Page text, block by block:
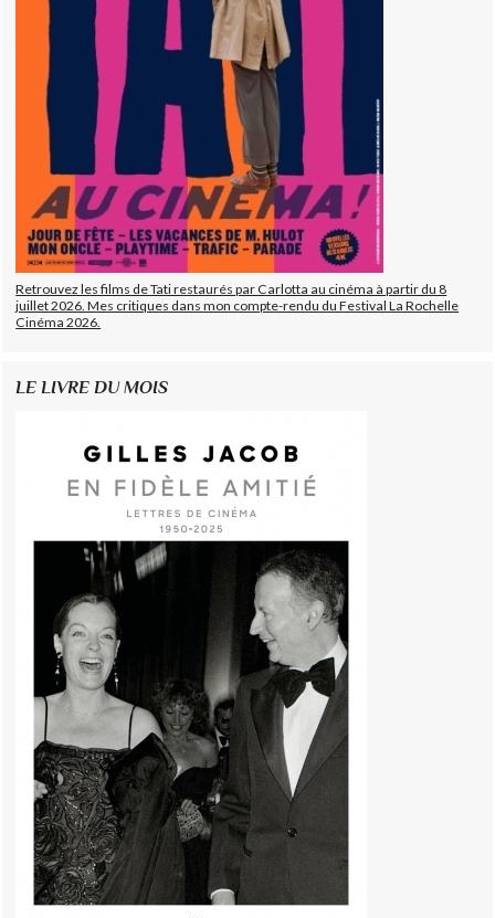
Retrouvez les films de Tati restaurés par Carlotta au cinéma à partir du 8
juillet 2026. Mes critiques dans mon compte-rendu du Festival La Rochelle
Cinéma 2026.
LE LIVRE DU MOIS